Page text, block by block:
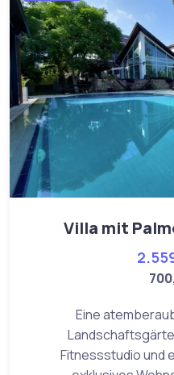
Villa mit
Eine
Fitnessstudio und